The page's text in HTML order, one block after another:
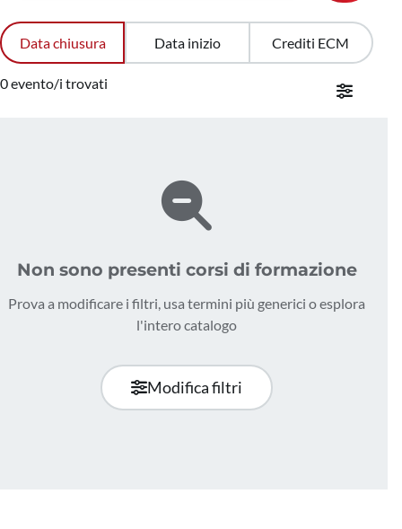
Data chiusura Data inizio Crediti ECM
0 evento/i trovati
Non sono presenti corsi di formazione
Prova a modificare i filtri, usa termini più generici o esplora
l'intero catalogo
Modifica filtri